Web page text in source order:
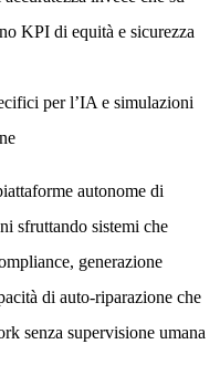
KPI di equità e sicurezza
per l’IA e simulazioni
autonome di
sfruttando sistemi che
generazione
di auto-riparazione che
senza supervisione umana